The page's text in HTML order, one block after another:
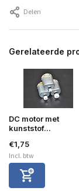
Delen
Gerelateerde
DC motor met
kunststof...
€1,75
Incl. btw